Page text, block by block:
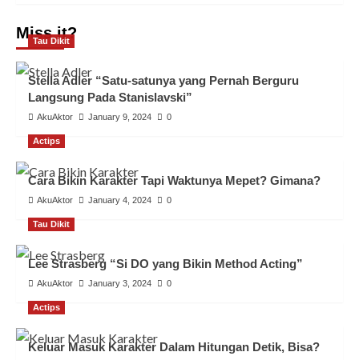
Miss it?
Tau Dikit
Stella Adler “Satu-satunya yang Pernah Berguru
Langsung Pada Stanislavski”
AkuAktor January 9, 2024 0
Actips
Cara Bikin Karakter Tapi Waktunya Mepet? Gimana?
AkuAktor January 4, 2024 0
Tau Dikit
Lee Strasberg “Si DO yang Bikin Method Acting”
AkuAktor January 3, 2024 0
Actips
Keluar Masuk Karakter Dalam Hitungan Detik, Bisa?